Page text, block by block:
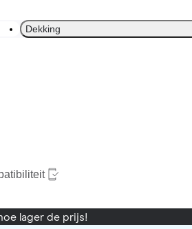
Dekking
lager de prijs!